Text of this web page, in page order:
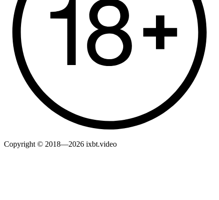
Copyright © 2018—2026 ixbt.video